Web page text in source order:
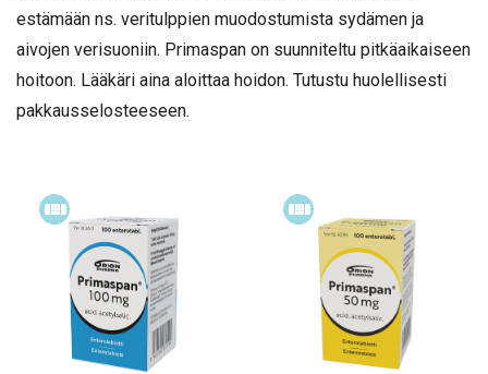
estämään ns. veritulppien muodostumista sydämen ja
aivojen verisuoniin. Primaspan on suunniteltu pitkäaikaiseen
hoitoon. Lääkäri aina aloittaa hoidon. Tutustu huolellisesti
pakkausselosteeseen.